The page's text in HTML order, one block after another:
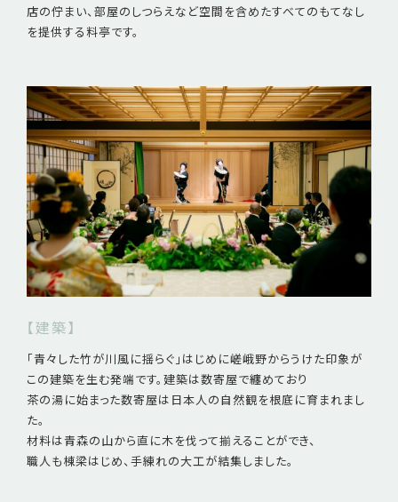
店の佇まい、部屋のしつらえなど空間を含めたすべてのもてなし
を提供する料亭です。
【建築】
「青々した竹が川風に揺らぐ」はじめに嵯峨野からうけた印象が
この建築を生む発端です。建築は数寄屋で纏めており
茶の湯に始まった数寄屋は日本人の自然観を根底に育まれまし
た。
材料は青森の山から直に木を伐って揃えることができ、
職人も棟梁はじめ、手練れの大工が結集しました。